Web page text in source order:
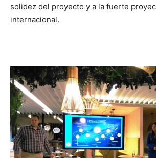
solidez del proyecto y a la fuerte
internacional.